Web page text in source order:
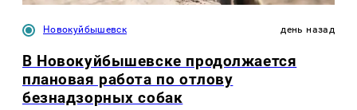
Новокуйбышевск день назад
В Новокуйбышевске продолжается
плановая работа по отлову
безнадзорных собак